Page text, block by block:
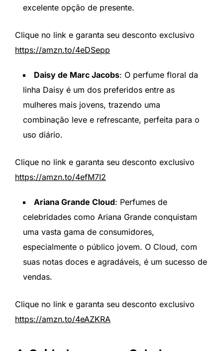
excelente opção de presente.
Clique no link e garanta seu desconto exclusivo
https://amzn.to/4eDSepp
Daisy de Marc Jacobs: O perfume floral da
linha Daisy é um dos preferidos entre as
mulheres mais jovens, trazendo uma
combinação leve e refrescante, perfeita para o
uso diário.
Clique no link e garanta seu desconto exclusivo
https://amzn.to/4efM7I2
Ariana Grande Cloud: Perfumes de
celebridades como Ariana Grande conquistam
uma vasta gama de consumidores,
especialmente o público jovem. O Cloud, com
suas notas doces e agradáveis, é um sucesso de
vendas.
Clique no link e garanta seu desconto exclusivo
https://amzn.to/4eAZKRA